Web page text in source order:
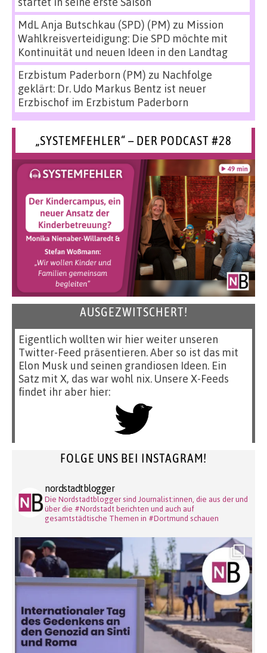
MdL Anja Butschkau (SPD) (PM) zu Mission
Wahlkreisverteidigung: Die SPD möchte mit
Kontinuität und neuen Ideen in den Landtag
Erzbistum Paderborn (PM) zu Nachfolge
geklärt: Dr. Udo Markus Bentz ist neuer
Erzbischof im Erzbistum Paderborn
„SYSTEMFEHLER“ – DER PODCAST #28
AUSGEZWITSCHERT!
Eigentlich wollten wir hier weiter unseren
Twitter-Feed präsentieren. Aber so ist das mit
Elon Musk und seinen grandiosen Ideen. Ein
Satz mit X, das war wohl nix. Unsere X-Feeds
findet ihr aber hier:
FOLGE UNS BEI INSTAGRAM!
nordstadtblogger
Die Nordstadtblogger sind Journalist:innen, die aus der und
über die #Nordstadt berichten und auch auf
gesamtstädtische Themen in #Dortmund schauen